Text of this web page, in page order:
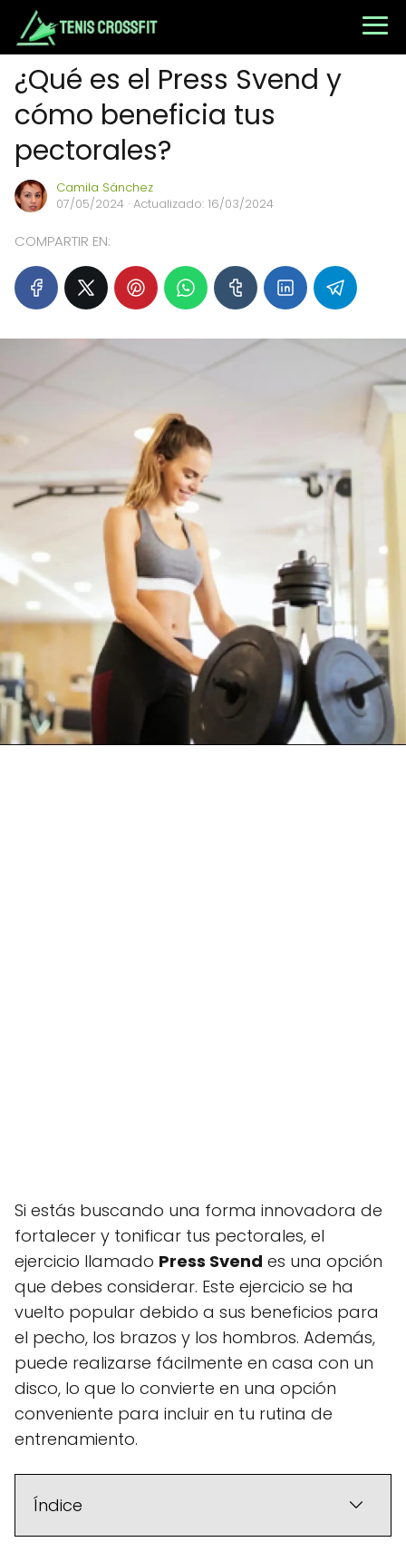
¿Qué es el Press Svend y
cómo beneficia tus
pectorales?
Camila Sánchez
07/05/2024 · Actualizado: 16/03/2024
COMPARTIR EN:
Si estás buscando una forma innovadora de
fortalecer y tonificar tus pectorales, el
ejercicio llamado Press Svend es una opción
que debes considerar. Este ejercicio se ha
vuelto popular debido a sus beneficios para
el pecho, los brazos y los hombros. Además,
puede realizarse fácilmente en casa con un
disco, lo que lo convierte en una opción
conveniente para incluir en tu rutina de
entrenamiento.
Índice